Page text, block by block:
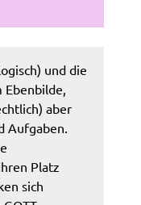
und die
Ebenbilde,
aber
Aufgaben.
Platz
sich